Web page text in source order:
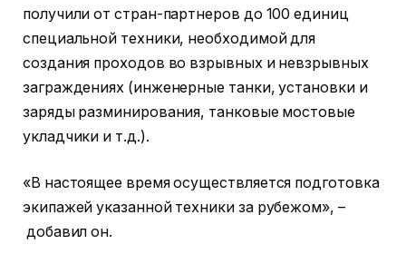
получили от стран-партнеров до 100 единиц
специальной техники, необходимой для
создания проходов во взрывных и невзрывных
заграждениях (инженерные танки, установки и
заряды разминирования, танковые мостовые
укладчики и т.д.).
«В настоящее время осуществляется подготовка
экипажей указанной техники за рубежом», –
добавил он.